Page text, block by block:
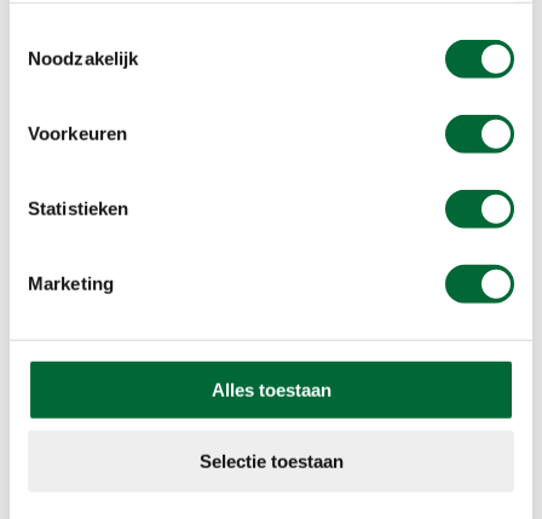
Noodzakelijk
Voorkeuren
Statistieken
Marketing
Alles toestaan
Selectie toestaan
nog eens verkoelend.